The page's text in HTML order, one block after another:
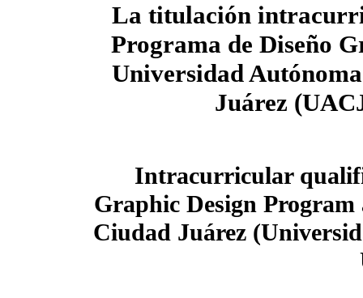
La titulación
Programa de Diseño
Universidad
Juárez
Intracurricular
Graphic Design
Ciudad Juárez